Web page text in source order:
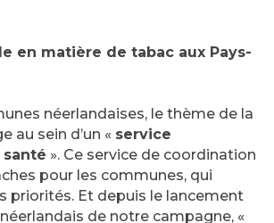
en matière de tabac aux Pays-
néerlandaises, le thème de la
au sein d’un « service
». Ce service de coordination
pour les communes, qui
priorités. Et depuis le lancement
de notre campagne, «